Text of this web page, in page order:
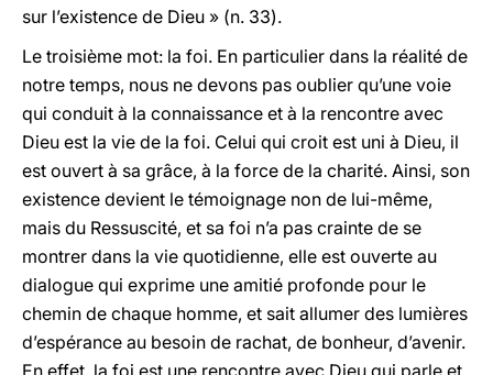
sur l’existence de Dieu » (n. 33).
Le troisième mot: la foi. En particulier dans la réalité de
notre temps, nous ne devons pas oublier qu’une voie
qui conduit à la connaissance et à la rencontre avec
Dieu est la vie de la foi. Celui qui croit est uni à Dieu, il
est ouvert à sa grâce, à la force de la charité. Ainsi, son
existence devient le témoignage non de lui-même,
mais du Ressuscité, et sa foi n’a pas crainte de se
montrer dans la vie quotidienne, elle est ouverte au
dialogue qui exprime une amitié profonde pour le
chemin de chaque homme, et sait allumer des lumières
d’espérance au besoin de rachat, de bonheur, d’avenir.
En effet, la foi est une rencontre avec Dieu qui parle et